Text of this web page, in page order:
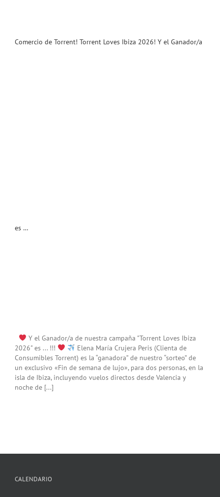
Comercio de Torrent! Torrent Loves Ibiza 2026! Y el Ganador/a
es …
Y el Ganador/a de nuestra campaña "Torrent Loves Ibiza
2026" es ... !!!
Elena María Crujera Peris (Clienta de
Consumibles Torrent) es la “ganadora” de nuestro “sorteo” de
un exclusivo «Fin de semana de lujo», para dos personas, en la
isla de Ibiza, incluyendo vuelos directos desde Valencia y
noche de [...]
CALENDARIO